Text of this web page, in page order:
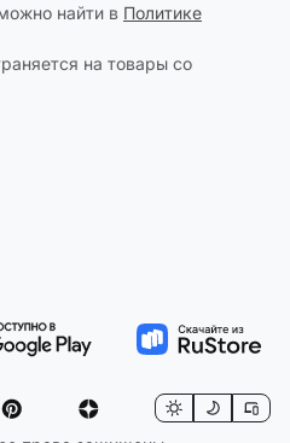
найти в Политике
на товары со